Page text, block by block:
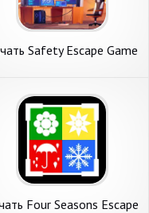
Safety Escape Game
Four Seasons Escape